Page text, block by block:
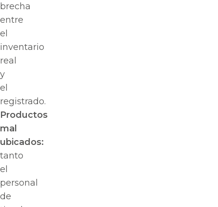
brecha
entre
el
inventario
real
y
el
registrado.
Productos
mal
ubicados:
tanto
el
personal
de